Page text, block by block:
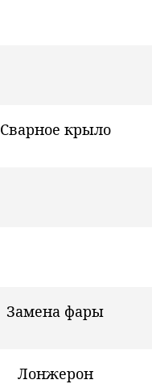
Сварное крыло
Замена фары
Лонжерон